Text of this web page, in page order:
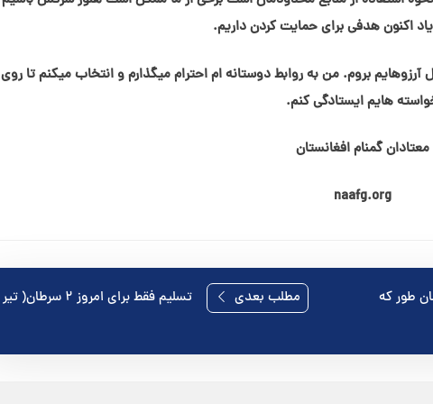
اکنون هدفی برای حمایت کردن داریم.
بروم. من به روابط دوستانه ام احترام میگذارم و انتخاب میکنم تا روی
هایم ایستادگی کنم.
معتادان گمنام افغانستان
naafg.org
طور که
مطلب بعدی تسلیم فقط برای امروز ۲ سرطان( تیر )